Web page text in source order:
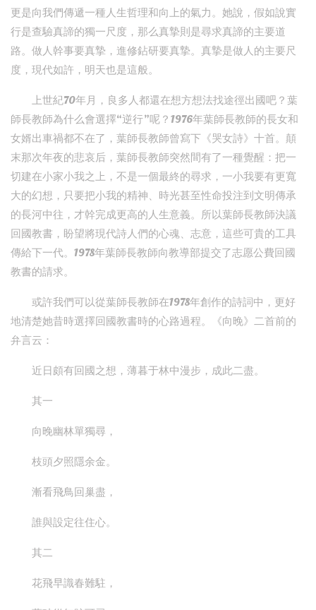
更是向我們傳遞一種人生哲理和向上的氣力。她說，假如說實
行是查驗真諦的獨一尺度，那么真摯則是尋求真諦的主要道
路。做人幹事要真摯，進修鉆研要真摯。真摯是做人的主要尺
度，現代如許，明天也是這般。
上世紀70年月，良多人都還在想方想法找途徑出國吧？葉
師長教師為什么會選擇“逆行”呢？1976年葉師長教師的長女和
女婿出車禍都不在了，葉師長教師曾寫下《哭女詩》十首。顛
末那次年夜的悲哀后，葉師長教師突然間有了一種覺醒：把一
切建在小家小我之上，不是一個最終的尋求，一小我要有更寬
大的幻想，只要把小我的精神、時光甚至性命投注到文明傳承
的長河中往，才幹完成更高的人生意義。所以葉師長教師決議
回國教書，盼望將現代詩人們的心魂、志意，這些可貴的工具
傳給下一代。1978年葉師長教師向教導部提交了志愿公費回國
教書的請求。
或許我們可以從葉師長教師在1978年創作的詩詞中，更好
地清楚她昔時選擇回國教書時的心路過程。《向晚》二首前的
弁言云：
近日頗有回國之想，薄暮于林中漫步，成此二盡。
其一
向晚幽林單獨尋，
枝頭夕照隱余金。
漸看飛鳥回巢盡，
誰與設定往住心。
其二
花飛早識春難駐，